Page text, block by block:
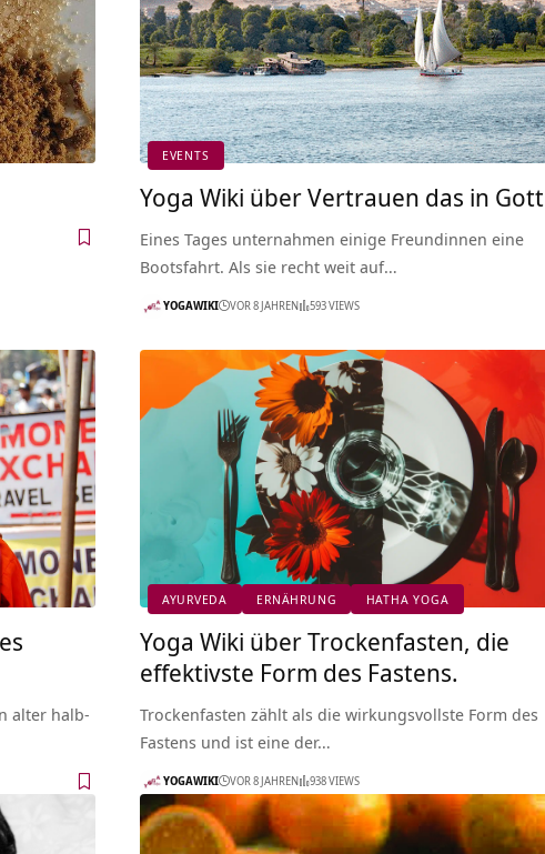
EVENTS
Yoga Wiki über Vertrauen das in Gott
Eines Tages unternahmen einige Freundinnen eine
Bootsfahrt. Als sie recht weit auf…
YOGAWIKI VOR 8 JAHREN 593 VIEWS
alter halb-
AYURVEDA ERNÄHRUNG HATHA YOGA
Yoga Wiki über Trockenfasten, die
effektivste Form des Fastens.
Trockenfasten zählt als die wirkungsvollste Form des
Fastens und ist eine der…
YOGAWIKI VOR 8 JAHREN 938 VIEWS